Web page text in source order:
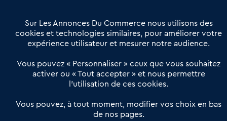
Offres Pro
Actualités
Qui sommes nous ?
Derniers articles
Réseau 3C : un partenaire national dédié aux transactions
Petitscommerces : Un partenariat au service du commerce de
proximité et des territoires
Sur Les Annonces Du Commerce nous utilisons des
cookies et technologies similaires, pour améliorer votre
expérience utilisateur et mesurer notre audience.
Vous pouvez « Personnaliser » ceux que vous souhaitez
activer ou « Tout accepter » et nous permettre
l’utilisation de ces cookies.
Vous pouvez, à tout moment, modifier vos choix en bas
de nos pages.